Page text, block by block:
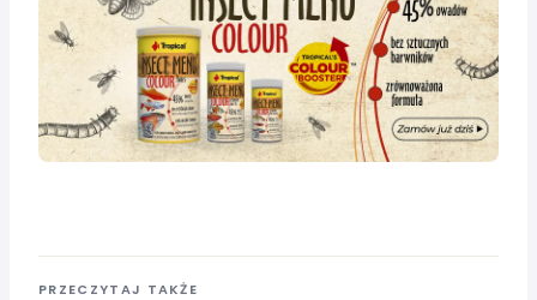
PRZECZYTAJ TAKŻE